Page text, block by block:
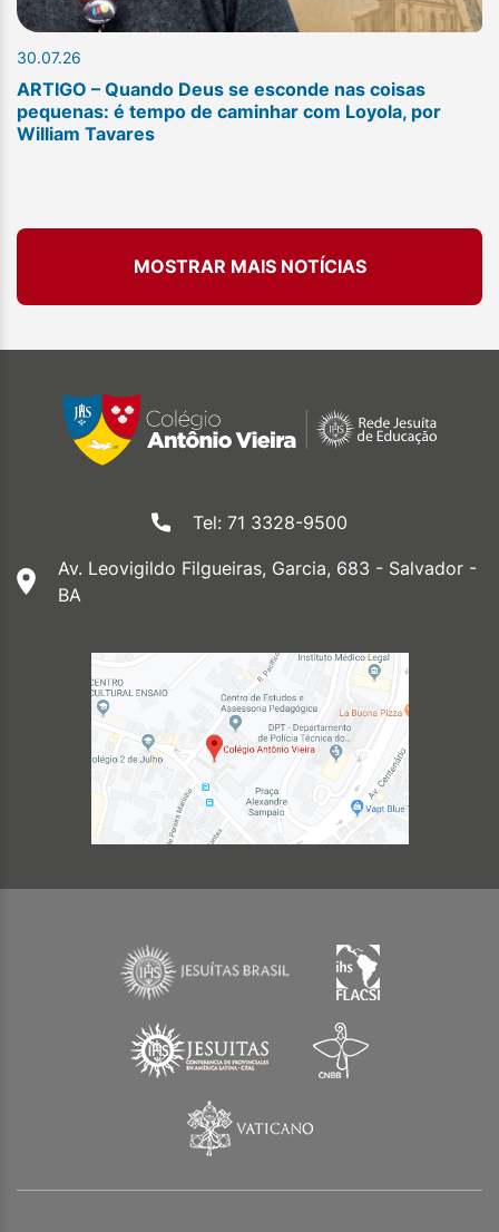
30.07.26
ARTIGO – Quando Deus se esconde nas coisas
pequenas: é tempo de caminhar com Loyola, por
William Tavares
MOSTRAR MAIS NOTÍCIAS
Tel: 71 3328-9500
Av. Leovigildo Filgueiras, Garcia, 683 - Salvador -
BA